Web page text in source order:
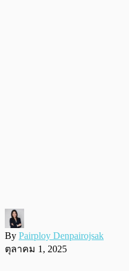
By Pairploy Denpairojsak
ตุลาคม 1, 2025